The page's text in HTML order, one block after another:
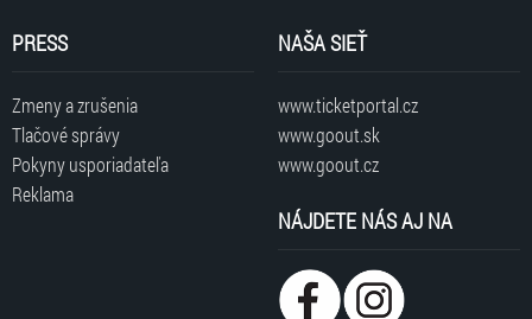
PRESS
Zmeny a zrušenia
Tlačové správy
Pokyny usporiadateľa
Reklama
NAŠA SIEŤ
www.ticketportal.cz
www.goout.sk
www.goout.cz
NÁJDETE NÁS AJ NA